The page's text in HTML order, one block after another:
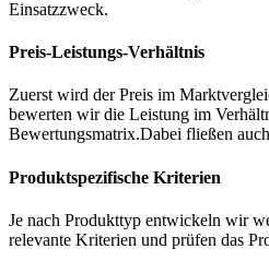
Einsatzzweck.
Preis-Leistungs-Verhältnis
Zuerst wird der Preis im
bewerten wir die Leistung im
Bewertungsmatrix.Dabei fließen
Produktspezifische Kriterien
Je nach Produkttyp entwickeln wir
relevante Kriterien und prüfen das